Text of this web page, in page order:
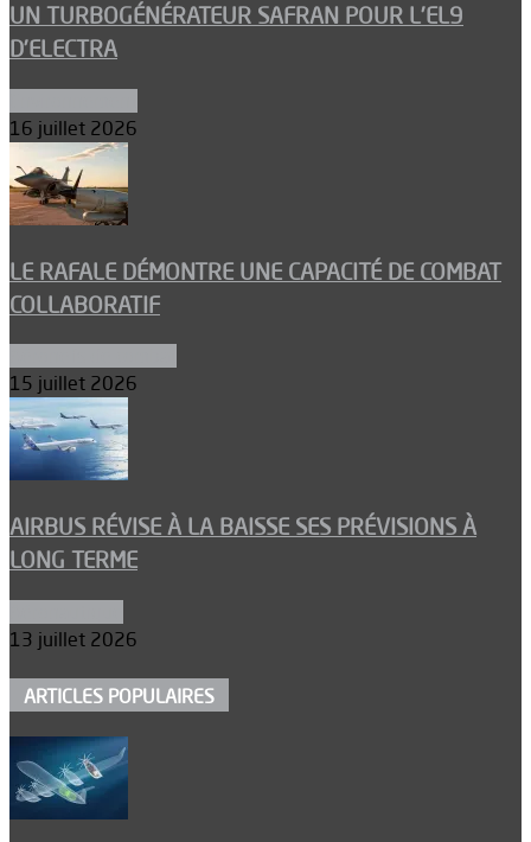
UN TURBOGÉNÉRATEUR SAFRAN POUR L’EL9
D’ELECTRA
16 juillet 2026
LE RAFALE DÉMONTRE UNE CAPACITÉ DE COMBAT
COLLABORATIF
15 juillet 2026
AIRBUS RÉVISE À LA BAISSE SES PRÉVISIONS À
LONG TERME
13 juillet 2026
ARTICLES POPULAIRES